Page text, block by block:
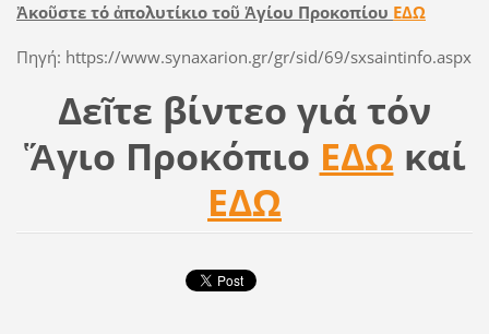
Ἀκοῦστε τό ἀπολυτίκιο τοῦ Ἁγίου Προκοπίου ΕΔΩ
Πηγή: https://www.synaxarion.gr/gr/sid/69/sxsaintinfo.aspx
Δεῖτε βίντεο γιά τόν
Ἅγιο Προκόπιο ΕΔΩ καί
ΕΔΩ